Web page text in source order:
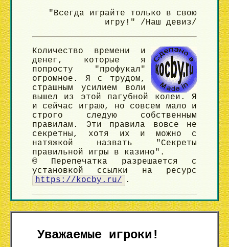
"Всегда играйте только в свою
игру!" /Наш девиз/
Количество времени и
денег, которые я
попросту "профукал"
огромное. Я с трудом,
страшным усилием воли
вышел из этой пагубной колеи. Я
и сейчас играю, но совсем мало и
строго следую собственным
правилам. Эти правила вовсе не
секретны, хотя их и можно с
натяжкой назвать "Секреты
правильной игры в казино".
© Перепечатка разрешается с
установкой ссылки на ресурс
https://kocby.ru/
.
Уважаемые игроки!